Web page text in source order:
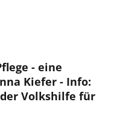
- eine
Kiefer - Info:
Volkshilfe für